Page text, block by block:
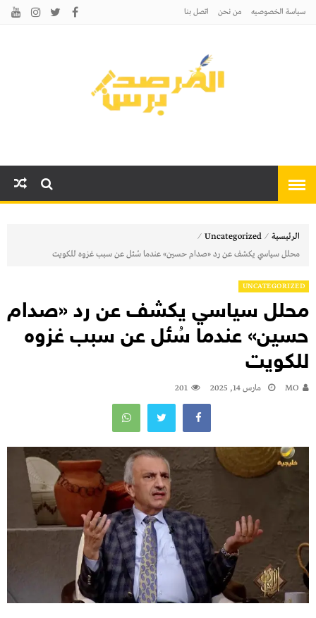
سياسة الخصوصيه من نحن اتصل بنا
الرئيسية ⁄
Uncategorized
⁄
محلل سياسي يكشف عن رد «صدام حسين» عندما سُئل عن سبب غزوه للكويت
UNCATEGORIZED
محلل سياسي يكشف عن رد «صدام
حسين» عندما سُئل عن سبب غزوه
للكويت
MO مارس 14, 2025 201